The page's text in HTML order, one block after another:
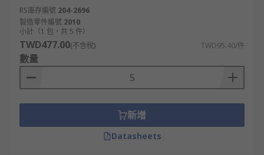
RS庫存編號 204-2696
製造零件編號 2010
小計（1 包，共 5 件）
TWD477.00(不含稅) TWD95.40/件
數量
新增
Datasheets